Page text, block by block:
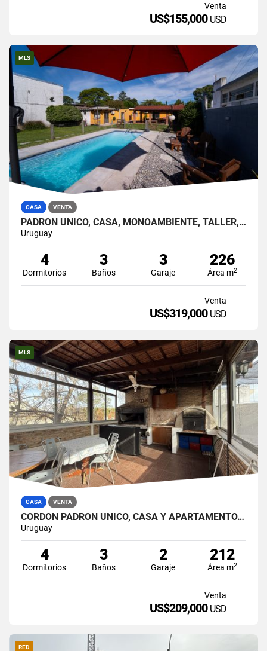
Venta
US$155,000 USD
MLS
CASA VENTA
PADRÓN ÚNICO, CASA, MONOAMBIENTE, TALLER, PISCINA, FONDO PARQUIZADO.
Uruguay
4
Dormitorios
3
Baños
3
Garaje
226
Área m2
Venta
US$319,000 USD
MLS
CASA VENTA
CORDÓN PADRÓN ÚNICO, CASA Y APARTAMENTO, IDEAL INVERSIÓN.
Uruguay
4
Dormitorios
3
Baños
2
Garaje
212
Área m2
Venta
US$209,000 USD
RED